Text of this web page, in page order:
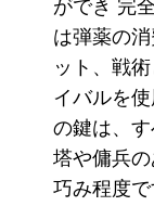
は弾薬の
ット、戦
イバルを
の鍵は、
塔や傭兵
巧み程度で